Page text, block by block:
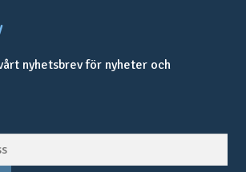
nyhetsbrev för nyheter och